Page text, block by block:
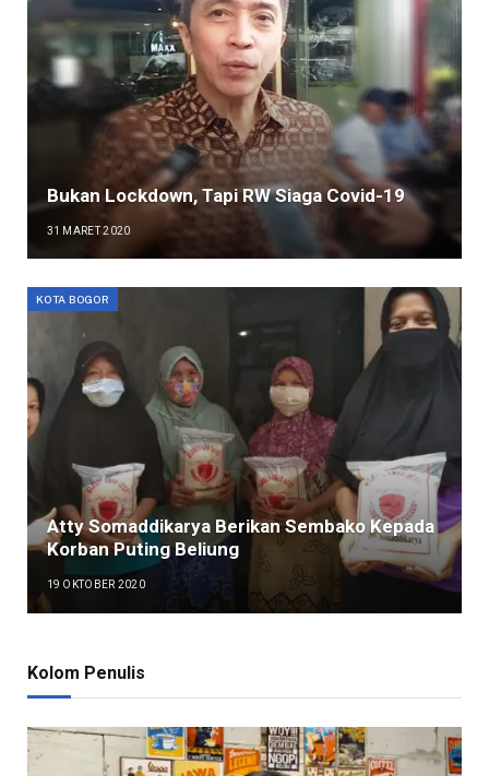
Bukan Lockdown, Tapi RW Siaga Covid-19
31 MARET 2020
KOTA BOGOR
Atty Somaddikarya Berikan Sembako Kepada
Korban Puting Beliung
19 OKTOBER 2020
Kolom Penulis